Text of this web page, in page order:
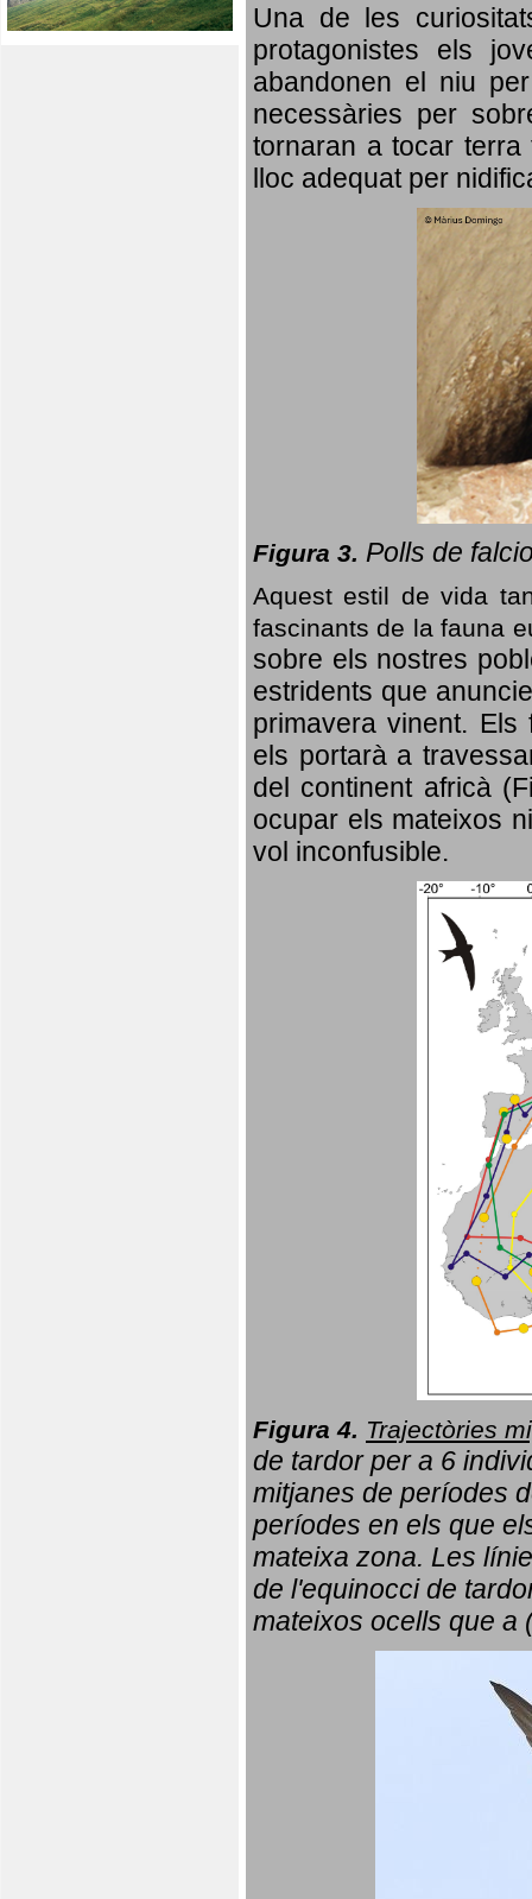
Una de les
protagonistes els
abandonen el niu
necessàries per
tornaran a tocar
lloc adequat per
Figura 3. Polls de
Aquest estil de vida
fascinants de la fauna
sobre els nostres
estridents que
primavera vinent. Els
els portarà a
del continent africà
ocupar els mateixos
vol inconfusible.
Figura 4. Trajectòries
de tardor per a 6
mitjanes de períodes
períodes en els que
mateixa zona. Les
de l'equinocci de
mateixos ocells que a